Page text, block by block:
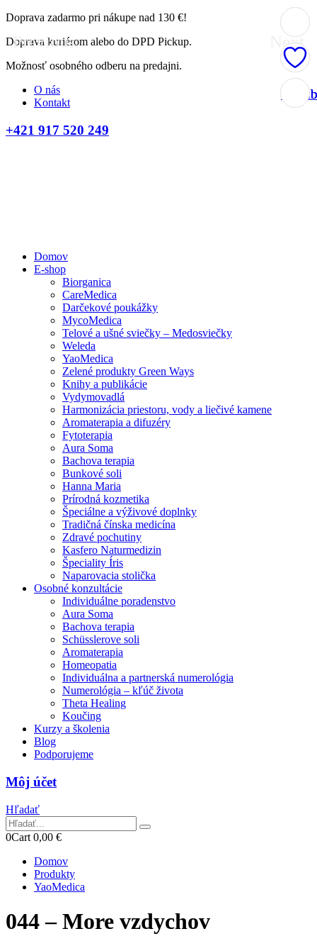
Doprava zadarmo pri nákupe nad 130 €!
Doprava kuriérom alebo do DPD Pickup.
Možnosť osobného odberu na predajni.
Previous Next
O nás
Kontakt
+421 917 520 249
Domov
E-shop
Biorganica
CareMedica
Darčekové poukážky
MycoMedica
Telové a ušné sviečky – Medosviečky
Weleda
YaoMedica
Zelené produkty Green Ways
Knihy a publikácie
Vydymovadlá
Harmonizácia priestoru, vody a liečivé kamene
Aromaterapia a difuzéry
Fytoterapia
Aura Soma
Bachova terapia
Bunkové soli
Hanna Maria
Prírodná kozmetika
Špeciálne a výživové doplnky
Tradičná čínska medicína
Zdravé pochutiny
Kasfero Naturmedizin
Špeciality Íris
Naparovacia stolička
Osobné konzultácie
Individuálne poradenstvo
Aura Soma
Bachova terapia
Schüsslerove soli
Aromaterapia
Homeopatia
Individuálna a partnerská numerológia
Numerológia – kľúč života
Theta Healing
Koučing
Kurzy a školenia
Blog
Podporujeme
Môj účet
Hľadať
0Cart 0,00 €
Domov
Produkty
YaoMedica
044 – More vzdychov